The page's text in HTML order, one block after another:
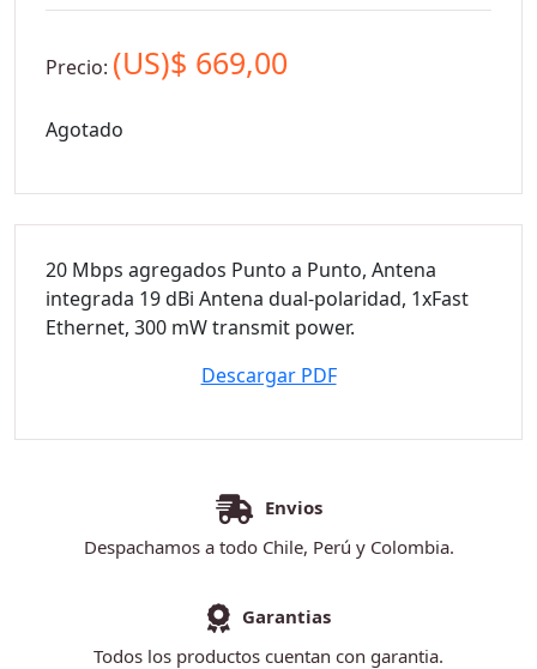
Precio: (US)$ 669,00
Agotado
20 Mbps agregados Punto a Punto, Antena
integrada 19 dBi Antena dual-polaridad, 1xFast
Ethernet, 300 mW transmit power.
Descargar PDF
Envios
Despachamos a todo Chile, Perú y Colombia.
Garantias
Todos los productos cuentan con garantia.